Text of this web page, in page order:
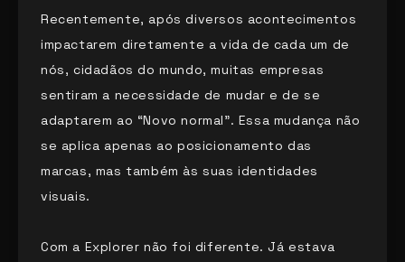
Recentemente, após diversos acontecimentos
impactarem diretamente a vida de cada um de
nós, cidadãos do mundo, muitas empresas
sentiram a necessidade de mudar e de se
adaptarem ao “Novo normal”. Essa mudança não
se aplica apenas ao posicionamento das
marcas, mas também às suas identidades
visuais.
Com a Explorer não foi diferente. Já estava